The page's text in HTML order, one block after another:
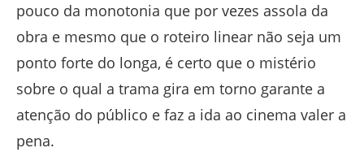
pouco da monotonia que por vezes assola da
obra e mesmo que o roteiro linear não seja um
ponto forte do longa, é certo que o mistério
sobre o qual a trama gira em torno garante a
atenção do público e faz a ida ao cinema valer a
pena.